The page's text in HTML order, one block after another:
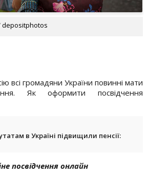
depositphotos
всі громадяни України повинні мати
Як оформити посвідчення
в Україні підвищили пенсії:
посвідчення онлайн